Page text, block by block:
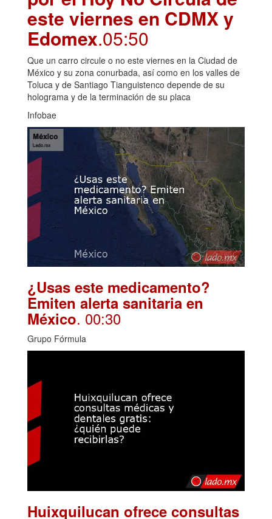
este viernes en CDMX y
Edomex.05:50
Que un carro circule o no este viernes en la Ciudad de
México y su zona conurbada, así como en los valles de
Toluca y de Santiago Tianguistenco depende de su
holograma y de la terminación de su placa
Infobae
¿Usas este medicamento?
Emiten alerta sanitaria en
México. 00:30
Grupo Fórmula
Huixquilucan ofrece consultas